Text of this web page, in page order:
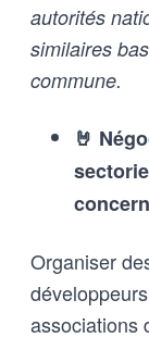
autorités
similaires
commune.
🤘
Organiser
associations